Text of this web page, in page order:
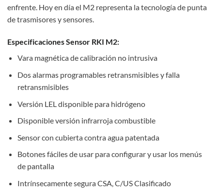
enfrente. Hoy en día el M2 representa la tecnología de punta
de trasmisores y sensores.
Especificaciones Sensor RKI M2:
Vara magnética de calibración no intrusiva
Dos alarmas programables retransmisibles y falla
retransmisibles
Versión LEL disponible para hidrógeno
Disponible versión infrarroja combustible
Sensor con cubierta contra agua patentada
Botones fáciles de usar para configurar y usar los menús
de pantalla
Intrínsecamente segura CSA, C/US Clasificado